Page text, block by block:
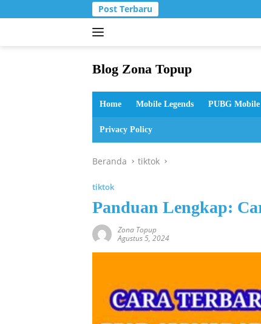
ke
Post Terbaru
Blog Zona Topup
dan
bermain
Home Mobile Legends PUBG Mobile
Privacy Policy
Beranda tiktok
tiktok
Panduan Lengkap:
Zona Topup
Agustus 5, 2024